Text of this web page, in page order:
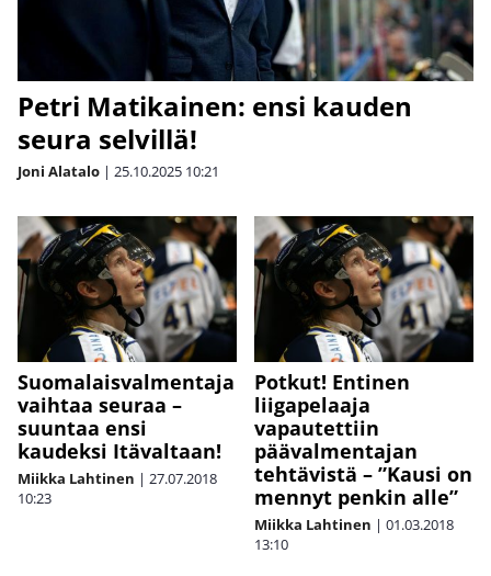
Petri Matikainen: ensi kauden
seura selvillä!
Joni Alatalo | 25.10.2025 10:21
Suomalaisvalmentaja
vaihtaa seuraa –
suuntaa ensi
kaudeksi Itävaltaan!
Miikka Lahtinen | 27.07.2018
10:23
Potkut! Entinen
liigapelaaja
vapautettiin
päävalmentajan
tehtävistä – ”Kausi on
mennyt penkin alle”
Miikka Lahtinen | 01.03.2018
13:10